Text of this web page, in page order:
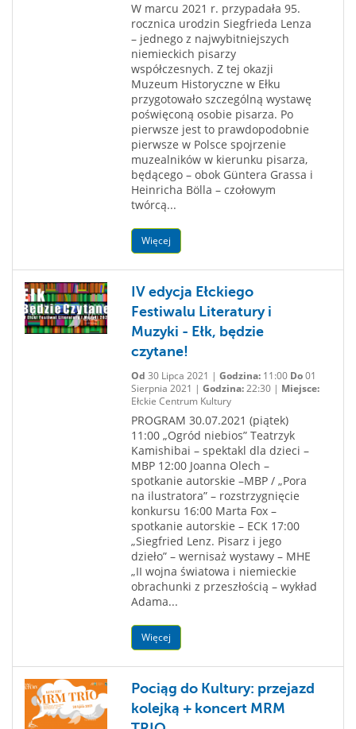
W marcu 2021 r. przypadała 95.
rocznica urodzin Siegfrieda Lenza
– jednego z najwybitniejszych
niemieckich pisarzy
współczesnych. Z tej okazji
Muzeum Historyczne w Ełku
przygotowało szczególną wystawę
poświęconą osobie pisarza. Po
pierwsze jest to prawdopodobnie
pierwsze w Polsce spojrzenie
muzealników w kierunku pisarza,
będącego – obok Güntera Grassa i
Heinricha Bölla – czołowym
twórcą...
Więcej
IV edycja Ełckiego
Festiwalu Literatury i
Muzyki - Ełk, będzie
czytane!
Od 30 Lipca 2021 | Godzina:11:00 Do01
Sierpnia 2021 | Godzina:22:30 | Miejsce:
Ełckie Centrum Kultury
PROGRAM 30.07.2021 (piątek)
11:00 „Ogród niebios” Teatrzyk
Kamishibai – spektakl dla dzieci –
MBP 12:00 Joanna Olech –
spotkanie autorskie –MBP / „Pora
na ilustratora” – rozstrzygnięcie
konkursu 16:00 Marta Fox –
spotkanie autorskie – ECK 17:00
„Siegfried Lenz. Pisarz i jego
dzieło” – wernisaż wystawy – MHE
„II wojna światowa i niemieckie
obrachunki z przeszłością – wykład
Adama...
Więcej
Pociąg do Kultury: przejazd
kolejką + koncert MRM